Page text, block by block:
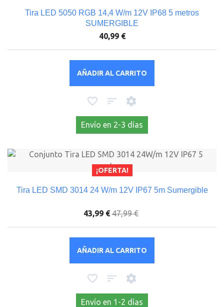
Tira LED 5050 RGB 14,4 W/m 12V IP68 5 metros
SUMERGIBLE
40,99 €
AÑADIR AL CARRITO
Envío en 2-3 días
¡OFERTA!
Tira LED SMD 3014 24 W/m 12V IP67 5m Sumergible
43,99 € 47,99 €
AÑADIR AL CARRITO
Envío en 1-2 días